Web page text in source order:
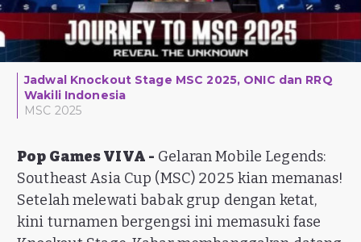
Jadwal Knockout Stage MSC 2025, ONIC dan RRQ
Wakili Indonesia
MSC 2025
Pop Games VIVA - Gelaran Mobile Legends:
Southeast Asia Cup (MSC) 2025 kian memanas!
Setelah melewati babak grup dengan ketat,
kini turnamen bergengsi ini memasuki fase